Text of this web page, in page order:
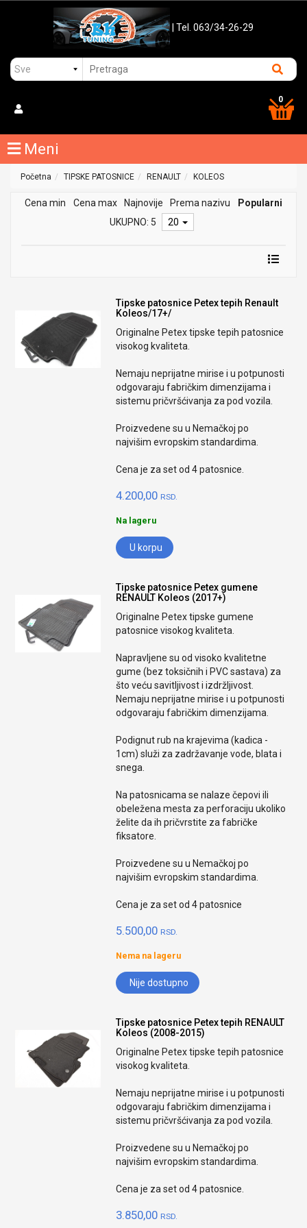
| Tel. 063/34-26-29
0
Meni
Početna TIPSKE PATOSNICE RENAULT KOLEOS
Cena min Cena max Najnovije Prema nazivu
Popularni
UKUPNO: 5
20
Tipske patosnice Petex tepih Renault
Koleos/17+/
Originalne Petex tipske tepih patosnice
visokog kvaliteta.
Nemaju neprijatne mirise i u potpunosti
odgovaraju fabričkim dimenzijama i
sistemu pričvršćivanja za pod vozila.
Proizvedene su u Nemačkoj po
najvišim evropskim standardima.
Cena je za set od 4 patosnice.
4.200,00 RSD.
Na lageru
U korpu
Tipske patosnice Petex gumene
RENAULT Koleos (2017+)
Originalne Petex tipske gumene
patosnice visokog kvaliteta.
Napravljene su od visoko kvalitetne
gume (bez toksičnih i PVC sastava) za
što veću savitljivost i izdržljivost.
Nemaju neprijatne mirise i u potpunosti
odgovaraju fabričkim dimenzijama.
Podignut rub na krajevima (kadica -
1cm) služi za zadržavanje vode, blata i
snega.
Na patosnicama se nalaze čepovi ili
obeležena mesta za perforaciju ukoliko
želite da ih pričvrstite za fabričke
fiksatore.
Proizvedene su u Nemačkoj po
najvišim evropskim standardima.
Cena je za set od 4 patosnice
5.500,00 RSD.
Nema na lageru
Nije dostupno
Tipske patosnice Petex tepih RENAULT
Koleos (2008-2015)
Originalne Petex tipske tepih patosnice
visokog kvaliteta.
Nemaju neprijatne mirise i u potpunosti
odgovaraju fabričkim dimenzijama i
sistemu pričvršćivanja za pod vozila.
Proizvedene su u Nemačkoj po
najvišim evropskim standardima.
Cena je za set od 4 patosnice.
3.850,00 RSD.